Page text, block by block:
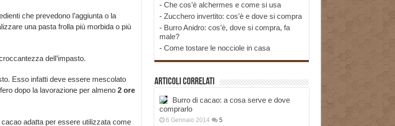
che prevedono l’aggiunta o la
una pasta frolla più morbida o più
dell’impasto.
Esso infatti deve essere mescolato
dopo la lavorazione per almeno2 ore
adatta per essere utilizzata come
- Che cos’è alchermes e come si usa
- Zucchero invertito: cos’è e dove si compra
- Burro Anidro: cos’è, dove si compra, fa
male?
- Come tostare le nocciole in casa
Articoli correlati
Burro di cacao: a cosa serve e dove
comprarlo
6 Gennaio 2014 5